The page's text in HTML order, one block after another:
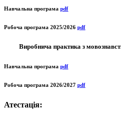
Навчальна програма pdf
Робоча програма 2025/2026 pdf
Виробнича практика з
Навчальна програма pdf
Робоча програма 2026/2027 pdf
Атестація: